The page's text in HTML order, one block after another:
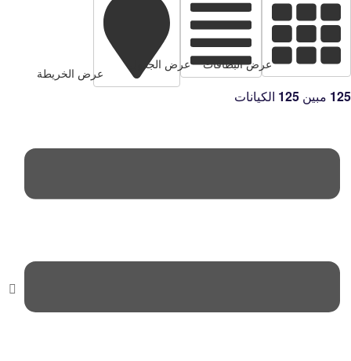
عرض البطاقات عرض الجدول
عرض الخريطة
125 مبين 125 الكيانات